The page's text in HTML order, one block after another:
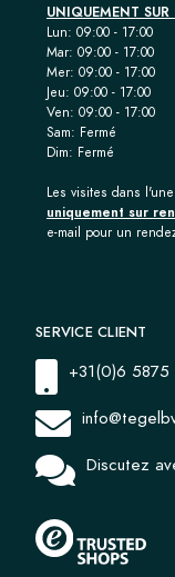
UNIQUEMENT
Lun: 09:00 - 17:00
Mar: 09:00 - 17:00
Mer: 09:00 - 17:00
Jeu: 09:00 - 17:00
Ven: 09:00 - 17:00
Sam: Fermé
Dim: Fermé
Les visites dans
uniquement sur
e-mail pour un
SERVICE CLIENT
+31(0)6
Discutez